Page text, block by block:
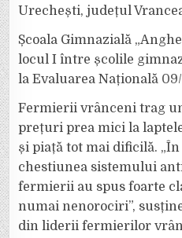
Urechești, județul
Școala Gimnazială
locul I între școlile
la Evaluarea Națională
Fermierii vrânceni trag
prețuri prea mici la
și piață tot mai dificilă.
chestiunea sistemului
fermierii au spus foarte
numai nenorociri”,
din liderii fermierilor